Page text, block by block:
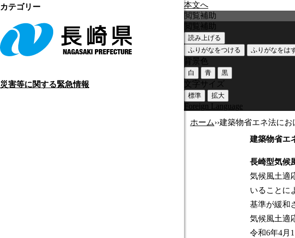
本文へ
災害等に関する緊急情報
閲覧補助
閲覧補助
読み上げる
ふりがなをつける
ふりがなをは
背景色
白 青 黒
文字サイズ
標準 拡大
Foreign Language
ホーム››建築物省エネ法に
建築物省エ
長崎型気候
気候風土適
いることに
基準が緩和
気候風土適
令和6年4月
カテゴリー